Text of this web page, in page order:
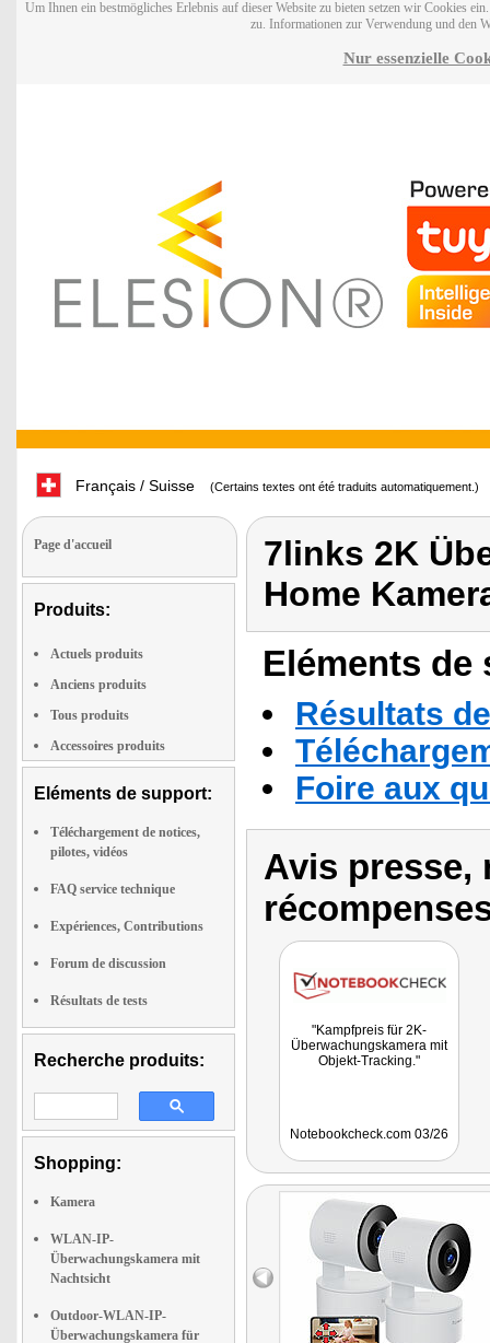
Um Ihnen ein bestmögliches Erlebnis auf dieser Website zu bieten setzen wir Cookies
zu. Informationen zur Verwendung und den
Nur essenzielle
Français / Suisse (Certains textes ont été traduits automatiquement.)
Page d'accueil
Produits:
Actuels produits
Anciens produits
Tous produits
Accessoires produits
Eléments de support:
Téléchargement de notices,
pilotes, vidéos
FAQ service technique
Expériences, Contributions
Forum de discussion
Résultats de tests
Recherche produits:
Shopping:
Kamera
WLAN-IP-
Überwachungskamera mit
Nachtsicht
Outdoor-WLAN-IP-
Überwachungskamera für
7links 2K
Home
Eléments
Résultats
Foire aux
Avis presse,
"Kampfpreis für 2K-
Überwachungskamera mit
Objekt-Tracking."
Notebookcheck.com 03/26